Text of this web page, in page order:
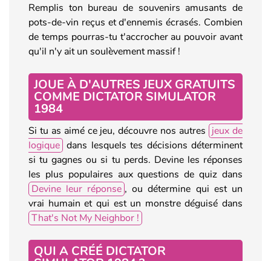
Remplis ton bureau de souvenirs amusants de
pots-de-vin reçus et d'ennemis écrasés. Combien
de temps pourras-tu t'accrocher au pouvoir avant
qu'il n'y ait un soulèvement massif !
JOUE À D'AUTRES JEUX GRATUITS
COMME DICTATOR SIMULATOR
1984
Si tu as aimé ce jeu, découvre nos autres jeux de
logique dans lesquels tes décisions déterminent
si tu gagnes ou si tu perds. Devine les réponses
les plus populaires aux questions de quiz dans
Devine leur réponse , ou détermine qui est un
vrai humain et qui est un monstre déguisé dans
That's Not My Neighbor !
QUI A CRÉÉ DICTATOR